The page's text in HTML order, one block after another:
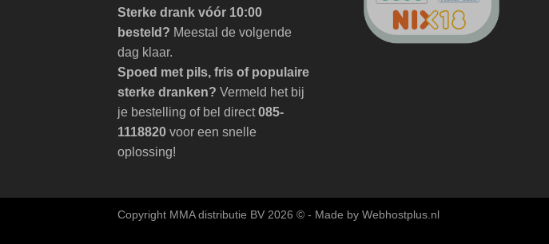
Sterke drank vóór 10:00
besteld? Meestal de volgende
dag klaar.
Spoed met pils, fris of populaire
sterke dranken? Vermeld het bij
je bestelling of bel direct085-
1118820 voor een snelle
oplossing!
Copyright MMA distributie BV 2026 © - Made by Webhostplus.nl